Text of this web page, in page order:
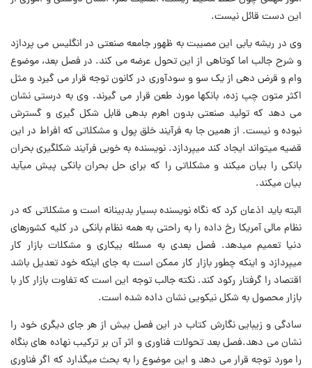
این دست قائل نیست.
وی در ریشه یابی این مصیبت به ظهور جامعه صنعتی در انگلیس می پردازد
و شرح جالب اما کوتاهی از این تحول عرضه می کند. در فصل بعد، موضوع
وام و قرض دهی از یک سو و سودآوری در کانون توجه قرار می گیرد و مثل
اکثر متون چپ زده، بانکها مورد طعن قرار می گیرند. وی به درستی نشان
می دهد که تولید صنعتی بدون اهرم بدهی قابل شکل گیری و گسترش
نبوده و نیست. از همین جا به فرآیند خلق پول و مشکلاتی که افراط در این
قضیه می‏تواند ایجاد کند می‏پردازد. نویسنده به خوبی فرآیند شکل‏گیری بحران
بانکی را بیان می‏کند و مشکلاتی را که برای حل بحران بانکی پیش می‏آید
بیان می‏کند.
البته باید اذعان کرد که نگاه نویسنده بسیار بدبینانه است و مشکلاتی که در
نظام مالی آمریکا رخ داده را به راحتی به همه نظام بانکی در کلیه کشورهای
دنیا تعمیم می‏دهد. فصل بعدی به مسئله بیکاری و مشکلات بازار کار
می‏پردازد و اینکه چطور بازار کار ممکن است به جای اینکه خود تعدیل باشد
اقتصاد را گرفتار رکود کند. نکته جالب توجه این است که تفاوت بازار کار با
بازار محصول به شکل نیکویی نشان داده شده است.
سادگی و زیبایی نگارش کتاب در این فصل بیش از هر جای دیگری خود را
نشان می دهد.فصل بعد تحولات فناوری و اثر آن بر ترکیب نهاده های بنگاه
را مورد توجه قرار می دهد و این موضوع را به بحث می‏گذارد که اگر فناوری